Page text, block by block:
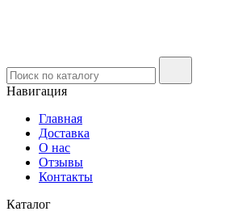
Навигация
Главная
Доставка
О нас
Отзывы
Контакты
Каталог